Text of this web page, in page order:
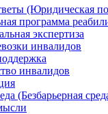
(Юридическая
программа
экспертиза
инвалидов
инвалидов
(Безбарьерная